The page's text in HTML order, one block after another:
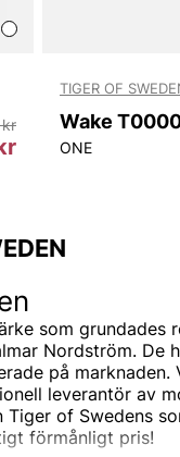
TIGER OF
ONE
som grundades
Nordström. De
på marknaden.
leverantör av
Tiger of Swedens
förmånligt pris!